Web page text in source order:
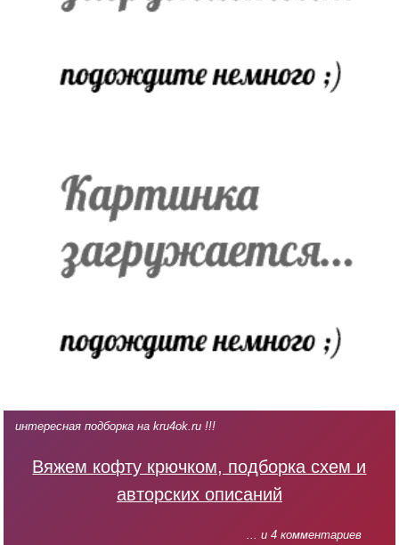
интересная подборка на kru4ok.ru !!!
Вяжем кофту крючком, подборка схем и
авторских описаний
... и 4 комментариев